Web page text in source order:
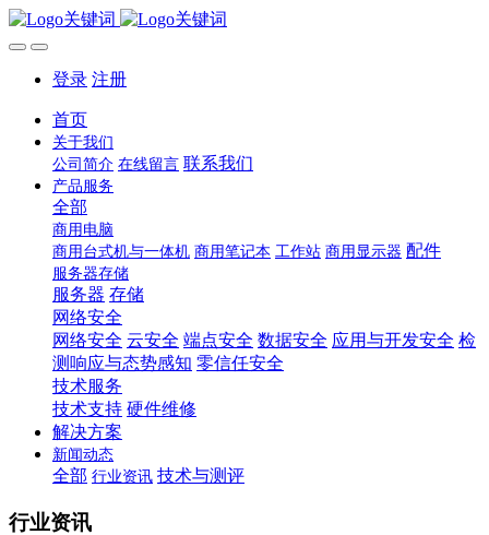
登录 注册
首页
关于我们
公司简介 在线留言 联系我们
产品服务
全部
商用电脑
商用台式机与一体机 商用笔记本 工作站 商用显示器 配件
服务器存储
服务器 存储
网络安全
网络安全 云安全 端点安全 数据安全 应用与开发安全 检
测响应与态势感知 零信任安全
技术服务
技术支持 硬件维修
解决方案
新闻动态
全部 行业资讯 技术与测评
行业资讯